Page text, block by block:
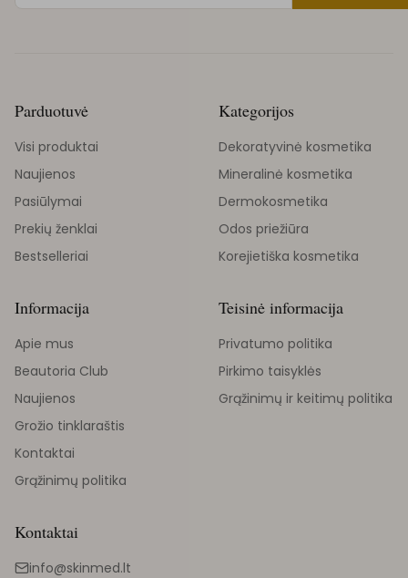
Parduotuvė
Visi produktai
Naujienos
Pasiūlymai
Prekių ženklai
Bestselleriai
Kategorijos
Dekoratyvinė kosmetika
Mineralinė kosmetika
Dermokosmetika
Odos priežiūra
Korejietiška kosmetika
Informacija
Apie mus
Beautoria Club
Naujienos
Grožio tinklaraštis
Kontaktai
Grąžinimų politika
Teisinė informacija
Privatumo politika
Pirkimo taisyklės
Grąžinimų ir keitimų politika
Kontaktai
info@skinmed.lt